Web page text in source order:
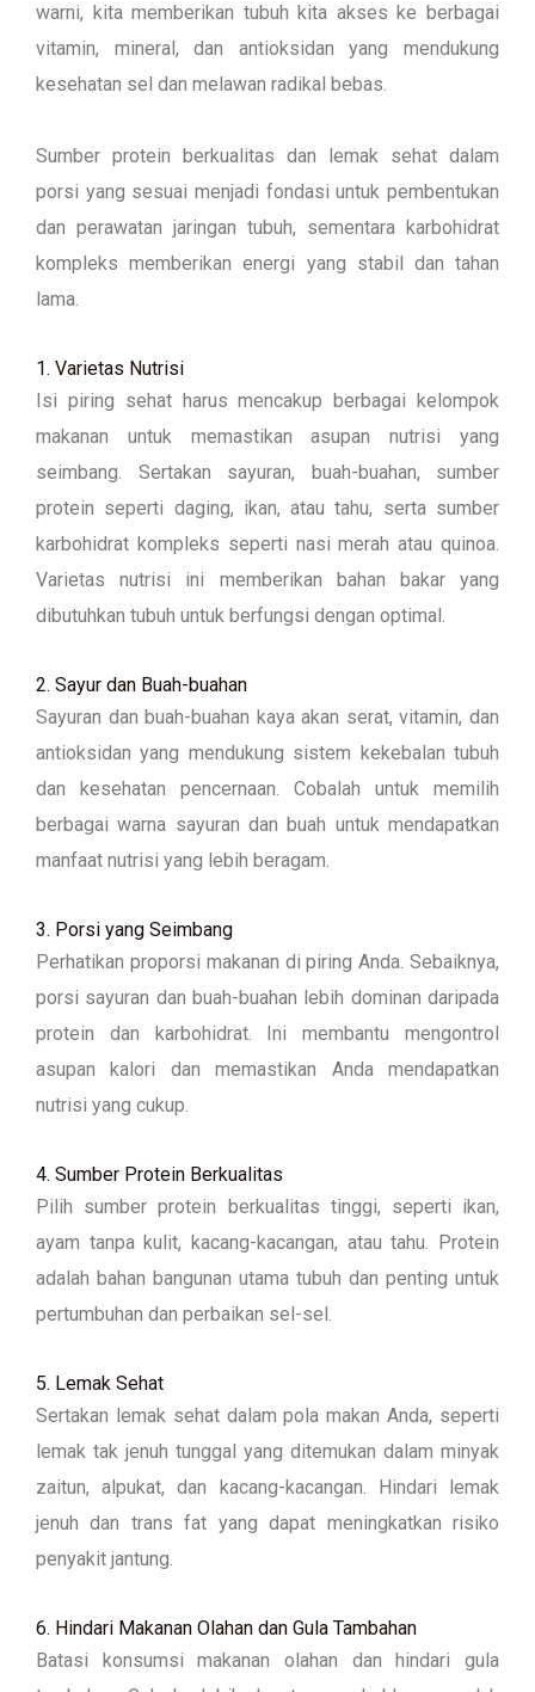
warni, kita memberikan tubuh kita akses ke berbagai
vitamin, mineral, dan antioksidan yang mendukung
kesehatan sel dan melawan radikal bebas.
Sumber protein berkualitas dan lemak sehat dalam
porsi yang sesuai menjadi fondasi untuk pembentukan
dan perawatan jaringan tubuh, sementara karbohidrat
kompleks memberikan energi yang stabil dan tahan
lama.
1. Varietas Nutrisi
Isi piring sehat harus mencakup berbagai kelompok
makanan untuk memastikan asupan nutrisi yang
seimbang. Sertakan sayuran, buah-buahan, sumber
protein seperti daging, ikan, atau tahu, serta sumber
karbohidrat kompleks seperti nasi merah atau quinoa.
Varietas nutrisi ini memberikan bahan bakar yang
dibutuhkan tubuh untuk berfungsi dengan optimal.
2. Sayur dan Buah-buahan
Sayuran dan buah-buahan kaya akan serat, vitamin, dan
antioksidan yang mendukung sistem kekebalan tubuh
dan kesehatan pencernaan. Cobalah untuk memilih
berbagai warna sayuran dan buah untuk mendapatkan
manfaat nutrisi yang lebih beragam.
3. Porsi yang Seimbang
Perhatikan proporsi makanan di piring Anda. Sebaiknya,
porsi sayuran dan buah-buahan lebih dominan daripada
protein dan karbohidrat. Ini membantu mengontrol
asupan kalori dan memastikan Anda mendapatkan
nutrisi yang cukup.
4. Sumber Protein Berkualitas
Pilih sumber protein berkualitas tinggi, seperti ikan,
ayam tanpa kulit, kacang-kacangan, atau tahu. Protein
adalah bahan bangunan utama tubuh dan penting untuk
pertumbuhan dan perbaikan sel-sel.
5. Lemak Sehat
Sertakan lemak sehat dalam pola makan Anda, seperti
lemak tak jenuh tunggal yang ditemukan dalam minyak
zaitun, alpukat, dan kacang-kacangan. Hindari lemak
jenuh dan trans fat yang dapat meningkatkan risiko
penyakit jantung.
6. Hindari Makanan Olahan dan Gula Tambahan
Batasi konsumsi makanan olahan dan hindari gula